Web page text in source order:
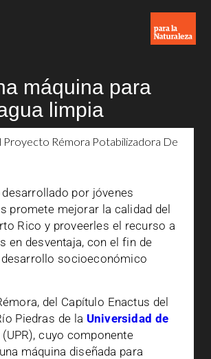
máquina para
limpia
por jóvenes
promete mejorar la calidad del
Rico y proveerles el recurso a
en desventaja, con el fin de
socioeconómico
del Capítulo Enactus del
Piedras de la Universidad de
(UPR), cuyo componente
máquina diseñada para